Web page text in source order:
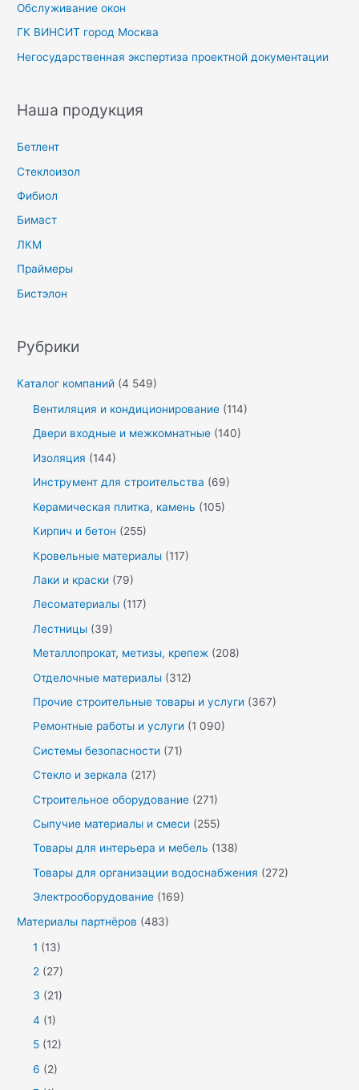
Обслуживание окон
ГК ВИНСИТ город Москва
Негосударственная экспертиза проектной документации
Наша продукция
Бетлент
Стеклоизол
Фибиол
Бимаст
ЛКМ
Праймеры
Бистэлон
Рубрики
Каталог компаний (4 549)
Вентиляция и кондиционирование (114)
Двери входные и межкомнатные (140)
Изоляция (144)
Инструмент для строительства (69)
Керамическая плитка, камень (105)
Кирпич и бетон (255)
Кровельные материалы (117)
Лаки и краски (79)
Лесоматериалы (117)
Лестницы (39)
Металлопрокат, метизы, крепеж (208)
Отделочные материалы (312)
Прочие строительные товары и услуги (367)
Ремонтные работы и услуги (1 090)
Системы безопасности (71)
Стекло и зеркала (217)
Строительное оборудование (271)
Сыпучие материалы и смеси (255)
Товары для интерьера и мебель (138)
Товары для организации водоснабжения (272)
Электрооборудование (169)
Материалы партнёров (483)
1 (13)
2 (27)
3 (21)
4 (1)
5 (12)
6 (2)